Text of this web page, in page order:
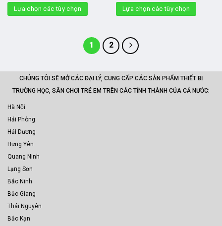
Lựa chọn các tùy chọn Lựa chọn các tùy chọn
1 2
CHÚNG TÔI SẼ MỞ CÁC ĐẠI LÝ, CUNG CẤP CÁC SẢN PHẨM THIẾT BỊ
TRƯỜNG HỌC, SÂN CHƠI TRẺ EM TRÊN CÁC TỈNH THÀNH CỦA CẢ NƯỚC:
Hà Nội
Hải Phòng
Hải Dương
Hưng Yên
Quang Ninh
Lạng Sơn
Bắc Ninh
Bắc Giang
Thái Nguyên
Bắc Kạn